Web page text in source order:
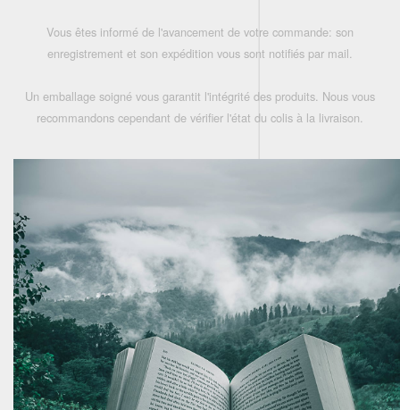
Vous êtes informé de l'avancement de votre commande: son
enregistrement et son expédition vous sont notifiés par mail.
Un emballage soigné vous garantit l'intégrité des produits. Nous vous
recommandons cependant de vérifier l'état du colis à la livraison.